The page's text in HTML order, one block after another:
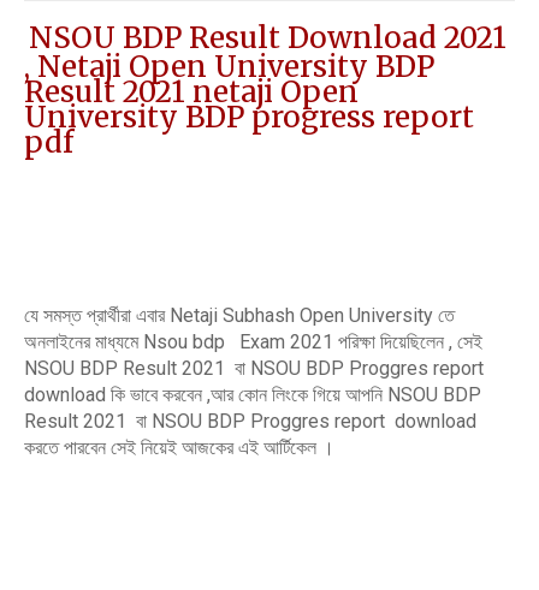
NSOU BDP Result Download 2021
, Netaji Open University BDP
Result 2021 netaji Open
University BDP progress report
pdf
যে সমস্ত প্রার্থীরা এবার Netaji Subhash Open University তে
অনলাইনের মাধ্যমে Nsou bdp Exam 2021 পরিক্ষা দিয়েছিলেন , সেই
NSOU BDP Result 2021 বা NSOU BDP Proggres report
download কি ভাবে করবেন ,আর কোন লিংকে গিয়ে আপনি NSOU BDP
Result 2021 বা NSOU BDP Proggres report download
করতে পারবেন সেই নিয়েই আজকের এই আর্টিকেল ।